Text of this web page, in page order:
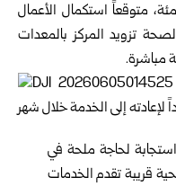
نسبة الإنجاز بلغت نحو 30 بالمئة، متوقعاً استكمال الأعمال
الصحة تزويد المركز بالمعدات
مباشرة.
استجابة لحاجة ملحة في
قريبة تقدم الخدمات